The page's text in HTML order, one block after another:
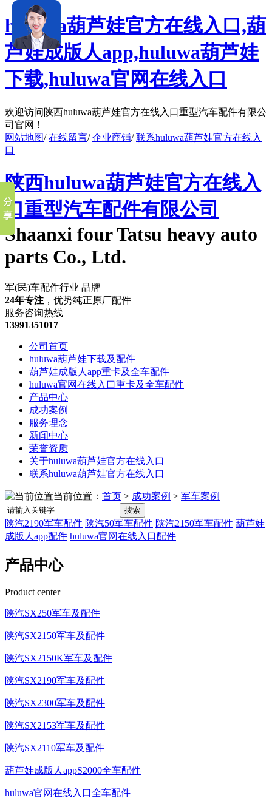
huluwa葫芦娃官方在线入口,葫
芦娃成版人app,huluwa葫芦娃
下载,huluwa官网在线入口
欢迎访问陕西huluwa葫芦娃官方在线入口重型汽车配件有限公
司官网！
网站地图/在线留言/企业商铺/联系huluwa葫芦娃官方在线入
口
陕西huluwa葫芦娃官方在线入
口重型汽车配件有限公司
Shaanxi four Tatsu heavy auto
parts Co., Ltd.
军(民)车配件行业 品牌
24年专注 ，优势纯正原厂配件
服务咨询热线
13991351017
公司首页
huluwa葫芦娃下载及配件
葫芦娃成版人app重卡及全车配件
huluwa官网在线入口重卡及全车配件
产品中心
成功案例
服务理念
新闻中心
荣誉资质
关于huluwa葫芦娃官方在线入口
联系huluwa葫芦娃官方在线入口
当前位置： 首页 > 成功案例 > 军车案例
搜索
陕汽2190军车配件 陕汽50军车配件 陕汽2150军车配件 葫芦娃
成版人app配件 huluwa官网在线入口配件
产品中心
Product center
陕汽SX250军车及配件
陕汽SX2150军车及配件
陕汽SX2150K军车及配件
陕汽SX2190军车及配件
陕汽SX2300军车及配件
陕汽SX2153军车及配件
陕汽SX2110军车及配件
葫芦娃成版人appS2000全车配件
huluwa官网在线入口全车配件